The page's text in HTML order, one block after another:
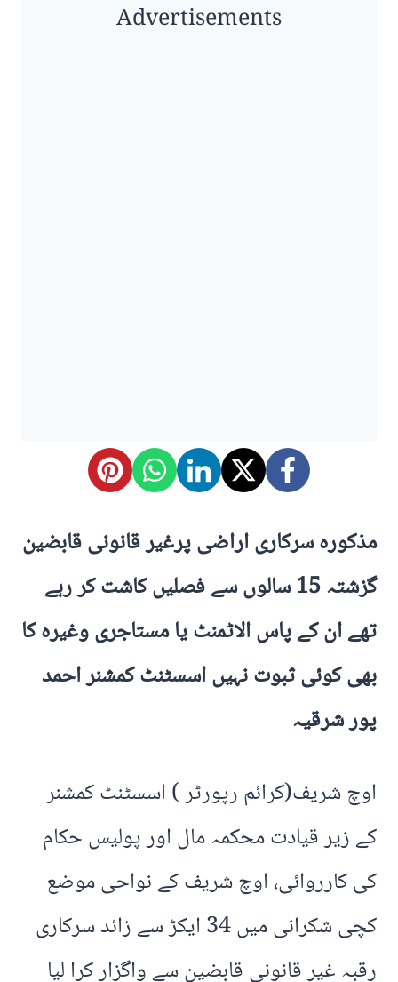
Advertisements
مذکورہ سرکاری اراضی پرغیر قانونی قابضین
گزشتہ 15 سالوں سے فصلیں کاشت کر رہے
تھے ان کے پاس الاٹمنٹ یا مستاجری وغیرہ کا
بھی کوئی ثبوت نہیں اسسٹنٹ کمشنر احمد
پور شرقیہ
اوچ شریف(کرائم رپورٹر ) اسسٹنٹ کمشنر
کے زیر قیادت محکمہ مال اور پولیس حکام
کی کارروائی، اوچ شریف کے نواحی موضع
کچی شکرانی میں 34 ایکڑ سے زائد سرکاری
رقبہ غیر قانونی قابضین سے واگزار کرا لیا